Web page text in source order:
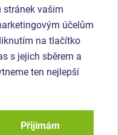
- OPD-8107K-10
dráha Balanční
„Véčko“ -
(v.p. 1 m)
stránek vašim
účelům
na tlačítko
s jejich sběrem a
ten nejlepší
Přijímám